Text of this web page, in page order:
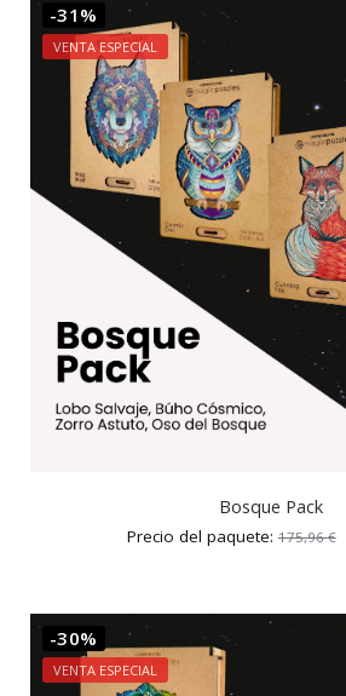
-31%
VENTA ESPECIAL
Bosque Pack
Precio del paquete:175,96€
-30%
VENTA ESPECIAL